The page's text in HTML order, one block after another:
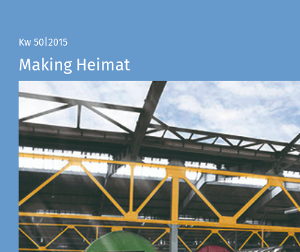
Kw 50|2015
Making Heimat